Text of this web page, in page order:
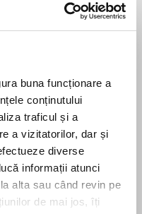
buna funcționare a
conținutului
traficul și a
a vizitatorilor, dar și
diverse
informații atunci
alta sau când revin pe
de mai jos, îți